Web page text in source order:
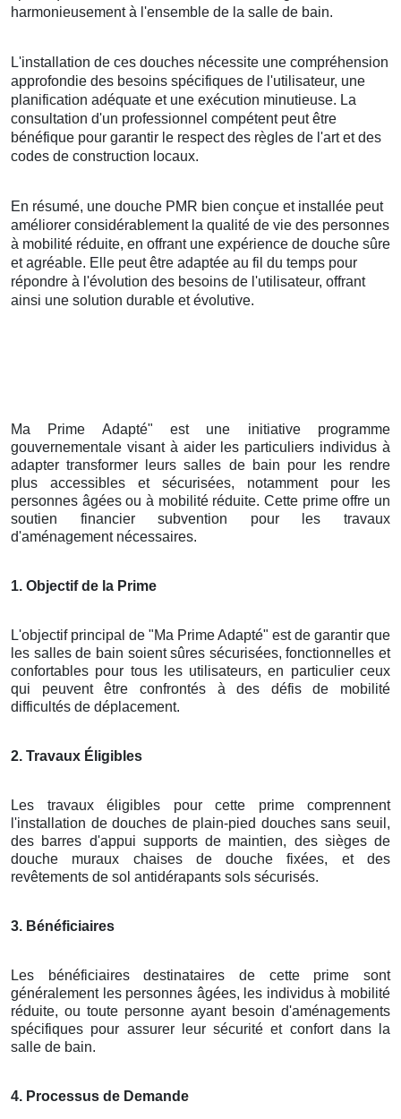
harmonieusement à l'ensemble de la salle de bain.
L'installation de ces douches nécessite une compréhension
approfondie des besoins spécifiques de l'utilisateur, une
planification adéquate et une exécution minutieuse. La
consultation d'un professionnel compétent peut être
bénéfique pour garantir le respect des règles de l'art et des
codes de construction locaux.
En résumé, une douche PMR bien conçue et installée peut
améliorer considérablement la qualité de vie des personnes
à mobilité réduite, en offrant une expérience de douche sûre
et agréable. Elle peut être adaptée au fil du temps pour
répondre à l'évolution des besoins de l'utilisateur, offrant
ainsi une solution durable et évolutive.
Ma Prime Adapté" est une initiative programme
gouvernementale visant à aider les particuliers individus à
adapter transformer leurs salles de bain pour les rendre
plus accessibles et sécurisées, notamment pour les
personnes âgées ou à mobilité réduite. Cette prime offre un
soutien financier subvention pour les travaux
d'aménagement nécessaires.
1. Objectif de la Prime
L'objectif principal de "Ma Prime Adapté" est de garantir que
les salles de bain soient sûres sécurisées, fonctionnelles et
confortables pour tous les utilisateurs, en particulier ceux
qui peuvent être confrontés à des défis de mobilité
difficultés de déplacement.
2. Travaux Éligibles
Les travaux éligibles pour cette prime comprennent
l'installation de douches de plain-pied douches sans seuil,
des barres d'appui supports de maintien, des sièges de
douche muraux chaises de douche fixées, et des
revêtements de sol antidérapants sols sécurisés.
3. Bénéficiaires
Les bénéficiaires destinataires de cette prime sont
généralement les personnes âgées, les individus à mobilité
réduite, ou toute personne ayant besoin d'aménagements
spécifiques pour assurer leur sécurité et confort dans la
salle de bain.
4. Processus de Demande